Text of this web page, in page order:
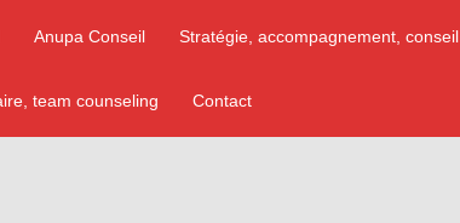
Anupa Conseil Stratégie, accompagnement, conseil
team counseling Contact